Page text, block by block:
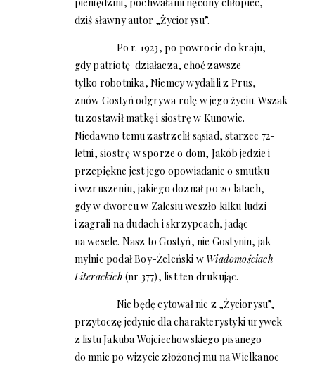
dziś sławny autor „Życiorysu”.
Po r. 1923, po powrocie do kraju,
gdy patriotę-działacza, choć zawsze
tylko robotnika, Niemcy wydalili z Prus,
znów Gostyń odgrywa rolę w jego życiu. Wszak
tu zostawił matkę i siostrę w Kunowie.
Niedawno temu zastrzelił sąsiad, starzec 72-
letni, siostrę w sporze o dom, Jakób jedzie i
przepiękne jest jego opowiadanie o smutku
i wzruszeniu, jakiego doznał po 20 latach,
gdy w dworcu w Zalesiu weszło kilku ludzi
i zagrali na dudach i skrzypcach, jadąc
na wesele. Nasz to Gostyń, nie Gostynin, jak
mylnie podał Boy-Żeleński w Wiadomościach
Literackich (nr 377), list ten drukując.
Nie będę cytował nic z „Życiorysu”,
przytoczę jedynie dla charakterystyki urywek
z listu Jakuba Wojciechowskiego pisanego
do mnie po wizycie złożonej mu na Wielkanoc